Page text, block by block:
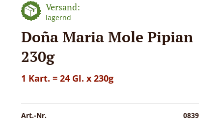
Versand:
lagernd
Doña Maria Mole Pipian
230g
1 Kart. = 24 Gl. x 230g
Art.-Nr. 0839